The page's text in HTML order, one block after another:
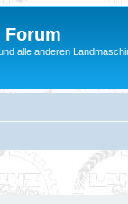
Forum
alle anderen